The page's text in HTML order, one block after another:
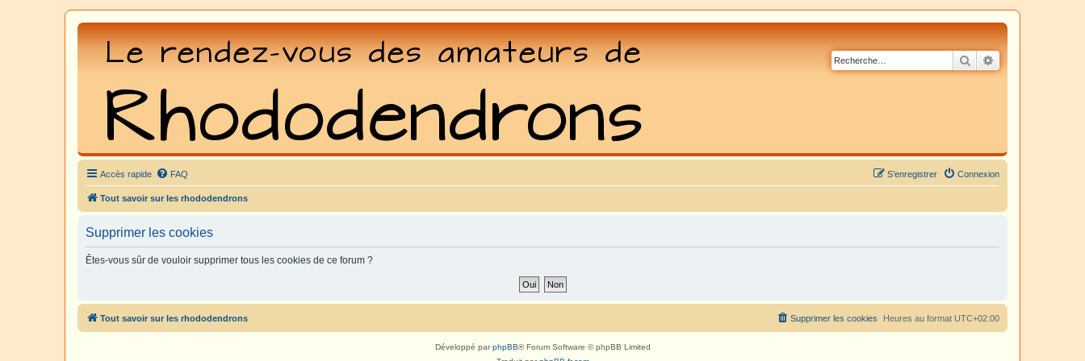
Rechercher
Accès rapide FAQ Connexion
S’enregistrer
Tout savoir sur les rhododendrons
Supprimer les cookies
Êtes-vous sûr de vouloir supprimer tous les cookies de ce forum ?
Tout savoir sur les rhododendrons Heures au format UTC+02:00
Supprimer les cookies
Développé parphpBB® Forum Software © phpBB Limited